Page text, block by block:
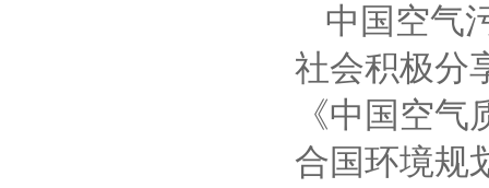
中国空气
社会积极分
《中国空
合国环境规